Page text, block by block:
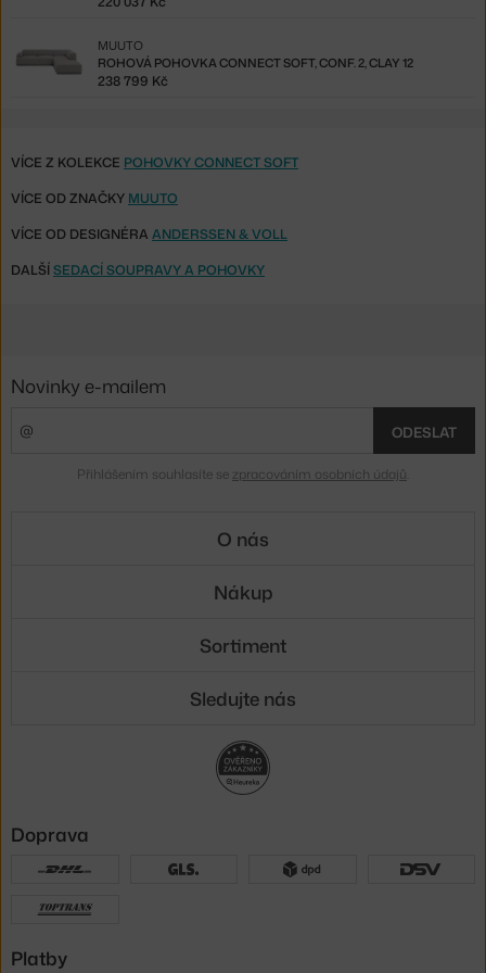
ROHOVÁ POHOVKA CONNECT SOFT, CONF. 2, CLAY 12
MUUTO
238 799 Kč
VÍCE Z KOLEKCE POHOVKY CONNECT SOFT
VÍCE OD ZNAČKY MUUTO
VÍCE OD DESIGNÉRA ANDERSSEN & VOLL
DALŠÍSEDACÍ SOUPRAVY A POHOVKY
Novinky e-mailem
ODESLAT
Přihlášením souhlasíte se zpracováním osobních údajů
O nás
Nákup
Sortiment
Sledujte nás
Doprava
Platby